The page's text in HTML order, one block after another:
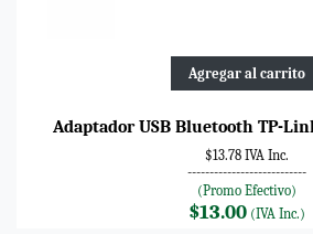
Agregar al carrito
Adaptador USB Bluetooth TP-
$13.78 IVA Inc.
---------------------------
(Promo Efectivo)
$13.00 (IVA Inc.)